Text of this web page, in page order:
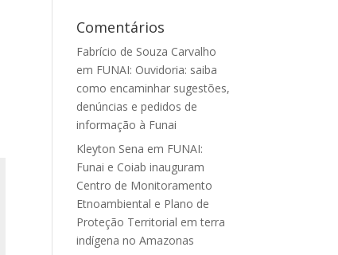
Comentários
Fabrício de Souza Carvalho
em FUNAI: Ouvidoria: saiba
como encaminhar sugestões,
denúncias e pedidos de
informação à Funai
Kleyton Sena em FUNAI:
Funai e Coiab inauguram
Centro de Monitoramento
Etnoambiental e Plano de
Proteção Territorial em terra
indígena no Amazonas